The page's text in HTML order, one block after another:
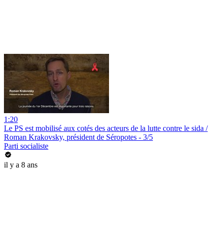
1:20
Le PS est mobilisé aux cotés des acteurs de la lutte contre le sida /
Roman Krakovsky, président de Séropotes - 3/5
Parti socialiste
il y a 8 ans